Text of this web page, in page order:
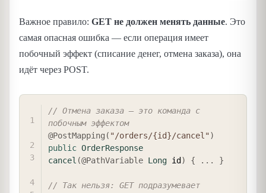
Важное правило: GET не должен менять данные. Это
самая опасная ошибка — если операция имеет
побочный эффект (списание денег, отмена заказа), она
идёт через POST.
// Отмена заказа — это команда с
побочным эффектом
@PostMapping ( "/orders/{id}/cancel")
public OrderResponse
cancel (@PathVariable Long id) { . . . }
// Так нельзя: GET подразумевает